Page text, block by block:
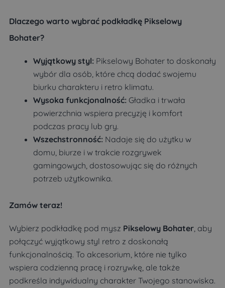
Dlaczego warto wybrać podkładkę Pikselowy
Bohater?
Wyjątkowy styl: Pikselowy Bohater to doskonały
wybór dla osób, które chcą dodać swojemu
biurku charakteru i retro klimatu.
Wysoka funkcjonalność: Gładka i trwała
powierzchnia wspiera precyzję i komfort
podczas pracy lub gry.
Wszechstronność: Nadaje się do użytku w
domu, biurze i w trakcie rozgrywek
gamingowych, dostosowując się do różnych
potrzeb użytkownika.
Zamów teraz!
Wybierz podkładkę pod mysz Pikselowy Bohater, aby
połączyć wyjątkowy styl retro z doskonałą
funkcjonalnością. To akcesorium, które nie tylko
wspiera codzienną pracę i rozrywkę, ale także
podkreśla indywidualny charakter Twojego stanowiska.